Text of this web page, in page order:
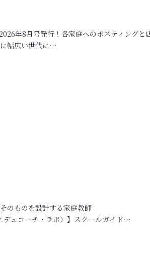
年8月号発行！各家庭へのポスティングと
幅広い世代に…
のものを設計する家庭教師
ュコーチ・ラボ）】スクールガイド…